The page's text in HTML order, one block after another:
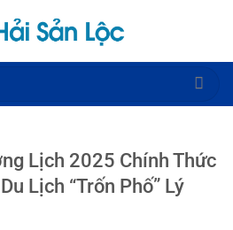
Lịch 2025 Chính Thức
Lịch “Trốn Phố” Lý